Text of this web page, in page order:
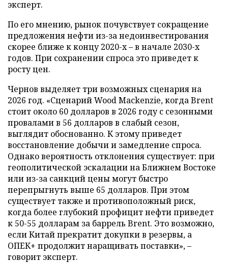
эксперт.
По его мнению, рынок почувствует сокращение
предложения нефти из-за недоинвестирования
скорее ближе к концу 2020-х – в начале 2030-х
годов. При сохранении спроса это приведет к
росту цен.
Чернов выделяет три возможных сценария на
2026 год. «Сценарий Wood Mackenzie, когда Brent
стоит около 60 долларов в 2026 году с сезонными
провалами в 56 долларов в слабый сезон,
выглядит обоснованно. К этому приведет
восстановление добычи и замедление спроса.
Однако вероятность отклонения существует: при
геополитической эскалации на Ближнем Востоке
или из-за санкций цены могут быстро
перепрыгнуть выше 65 долларов. При этом
существует также и противоположный риск,
когда более глубокий профицит нефти приведет
к 50-55 долларам за баррель Brent. Это возможно,
если Китай прекратит докупки в резервы, а
ОПЕК+ продолжит наращивать поставки», –
говорит эксперт.